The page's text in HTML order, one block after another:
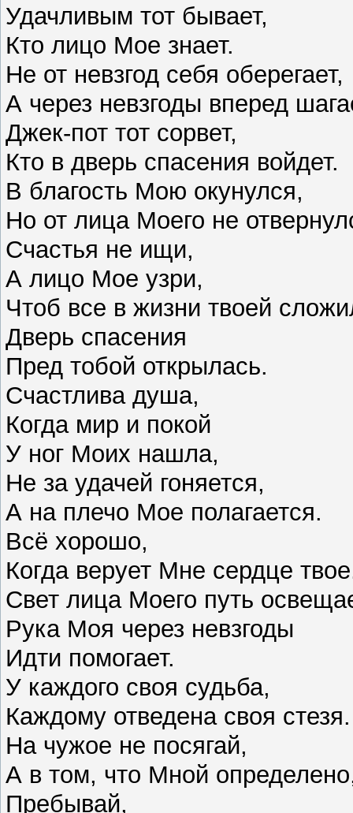
Удачливым тот бывает,
Кто лицо Мое знает.
Не от невзгод себя оберегает,
А через невзгоды вперед
Джек-пот тот сорвет,
Кто в дверь спасения войдет.
В благость Мою окунулся,
Но от лица Моего не
Счастья не ищи,
А лицо Мое узри,
Чтоб все в жизни твоей
Дверь спасения
Пред тобой открылась.
Счастлива душа,
Когда мир и покой
У ног Моих нашла,
Не за удачей гоняется,
А на плечо Мое полагается.
Всё хорошо,
Когда верует Мне сердце
Свет лица Моего путь
Рука Моя через невзгоды
Идти помогает.
У каждого своя судьба,
Каждому отведена своя стезя.
На чужое не посягай,
А в том, что Мной
Пребывай,